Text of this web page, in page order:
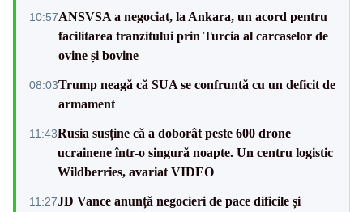
10:57ANSVSA a negociat, la Ankara, un acord pentru
facilitarea tranzitului prin Turcia al carcaselor de
ovine și bovine
08:03Trump neagă că SUA se confruntă cu un deficit de
armament
11:43Rusia susține că a doborât peste 600 drone
ucrainene într-o singură noapte. Un centru logistic
Wildberries, avariat VIDEO
11:27JD Vance anunță negocieri de pace dificile și